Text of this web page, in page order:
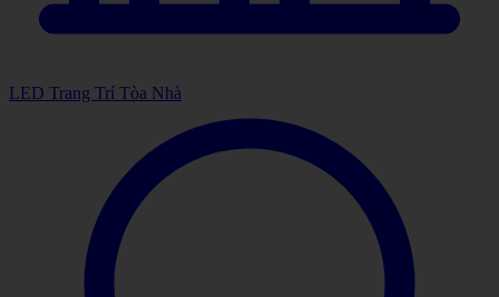
LED Trang Trí Tòa Nhà